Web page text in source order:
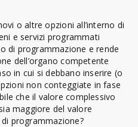
o altre opzioni all’interno di
e servizi programmati
di programmazione e rende
dell’organo competente
in cui si debbano inserire (o
non conteggiate in fase
che il valore complessivo
maggiore del valore
programmazione?